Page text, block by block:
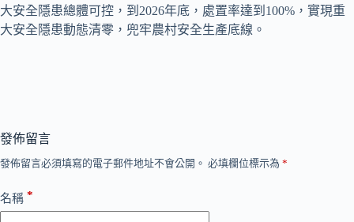
大安全隱患總體可控，到2026年底，處置率達到100%，實現重
大安全隱患動態清零，兜牢農村安全生產底線。
發佈留言
發佈留言必須填寫的電子郵件地址不會公開。 必填欄位標示為 *
名稱 *